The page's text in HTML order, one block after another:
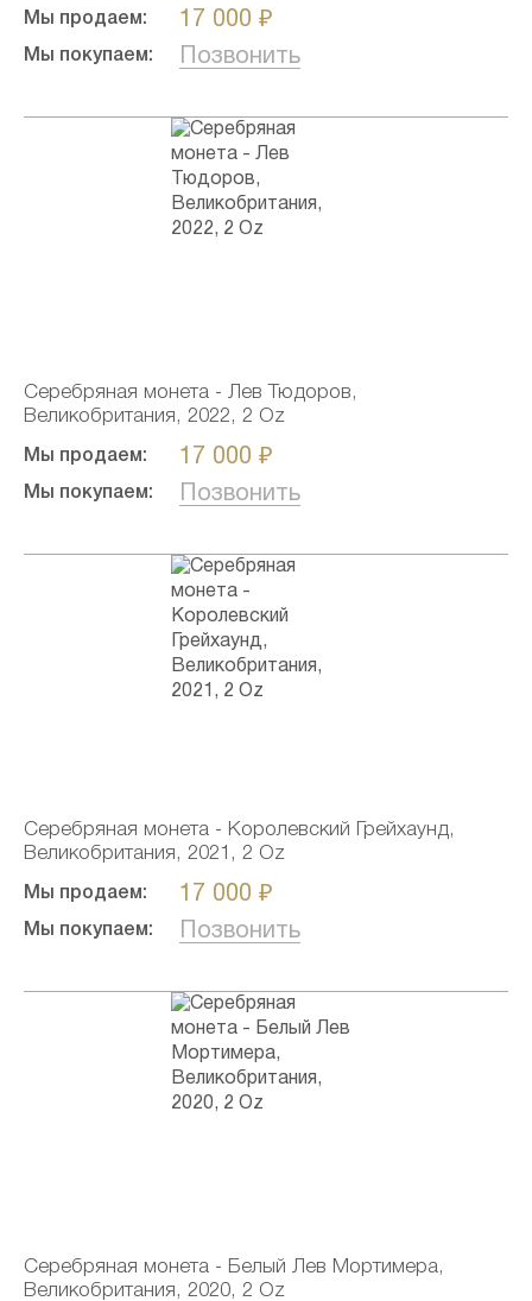
Мы продаем: 17 000 ₽
Мы покупаем: Позвонить
Серебряная монета - Лев Тюдоров,
Великобритания, 2022, 2 Oz
Мы продаем: 17 000 ₽
Мы покупаем: Позвонить
Серебряная монета - Королевский Грейхаунд,
Великобритания, 2021, 2 Oz
Мы продаем: 17 000 ₽
Мы покупаем: Позвонить
Серебряная монета - Белый Лев Мортимера,
Великобритания, 2020, 2 Oz